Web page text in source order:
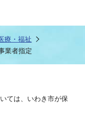
療・福祉
業者指定
ては、いわき市が保